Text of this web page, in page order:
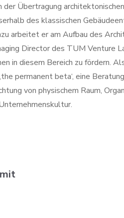
der Übertragung
des klassischen
arbeitet er am Aufbau des
Director des TUM Venture
in diesem Bereich zu fördern.
permanent beta‘, eine
von physischem Raum,